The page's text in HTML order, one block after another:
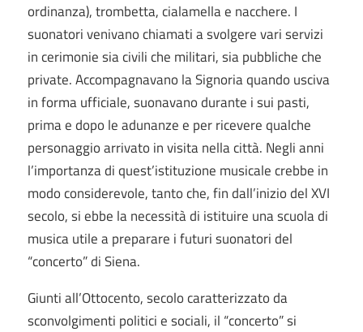
ordinanza), trombetta, cialamella e nacchere. I
suonatori venivano chiamati a svolgere vari servizi
in cerimonie sia civili che militari, sia pubbliche che
private. Accompagnavano la Signoria quando usciva
in forma ufficiale, suonavano durante i sui pasti,
prima e dopo le adunanze e per ricevere qualche
personaggio arrivato in visita nella città. Negli anni
l’importanza di quest’istituzione musicale crebbe in
modo considerevole, tanto che, fin dall’inizio del XVI
secolo, si ebbe la necessità di istituire una scuola di
musica utile a preparare i futuri suonatori del
“concerto” di Siena.
Giunti all’Ottocento, secolo caratterizzato da
sconvolgimenti politici e sociali, il “concerto” si